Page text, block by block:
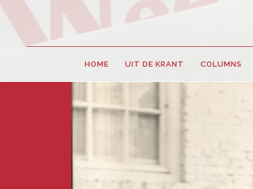
HOME UIT DE KRANT COLUMNS